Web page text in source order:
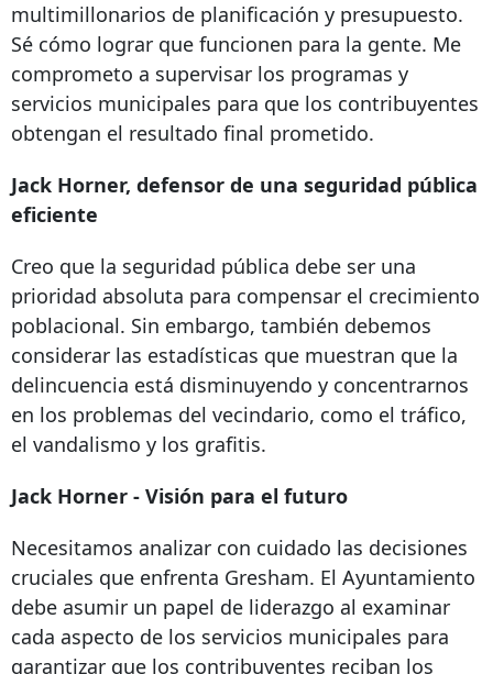
multimillonarios de planificación y presupuesto.
Sé cómo lograr que funcionen para la gente. Me
comprometo a supervisar los programas y
servicios municipales para que los contribuyentes
obtengan el resultado final prometido.
Jack Horner, defensor de una seguridad pública
eficiente
Creo que la seguridad pública debe ser una
prioridad absoluta para compensar el crecimiento
poblacional. Sin embargo, también debemos
considerar las estadísticas que muestran que la
delincuencia está disminuyendo y concentrarnos
en los problemas del vecindario, como el tráfico,
el vandalismo y los grafitis.
Jack Horner - Visión para el futuro
Necesitamos analizar con cuidado las decisiones
cruciales que enfrenta Gresham. El Ayuntamiento
debe asumir un papel de liderazgo al examinar
cada aspecto de los servicios municipales para
garantizar que los contribuyentes reciban los